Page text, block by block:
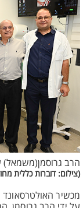
הרב גרוסמן(משמאל)
(צילום: דוברות כללית
מכשיר